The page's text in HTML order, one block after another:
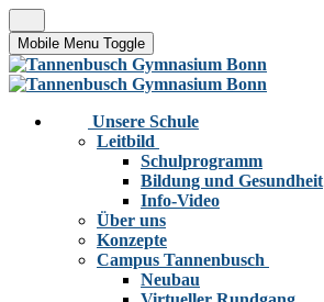
Mobile Menu Toggle
Unsere Schule
Leitbild
Schulprogramm
Bildung und Gesundheit
Info-Video
Über uns
Konzepte
Campus Tannenbusch
Neubau